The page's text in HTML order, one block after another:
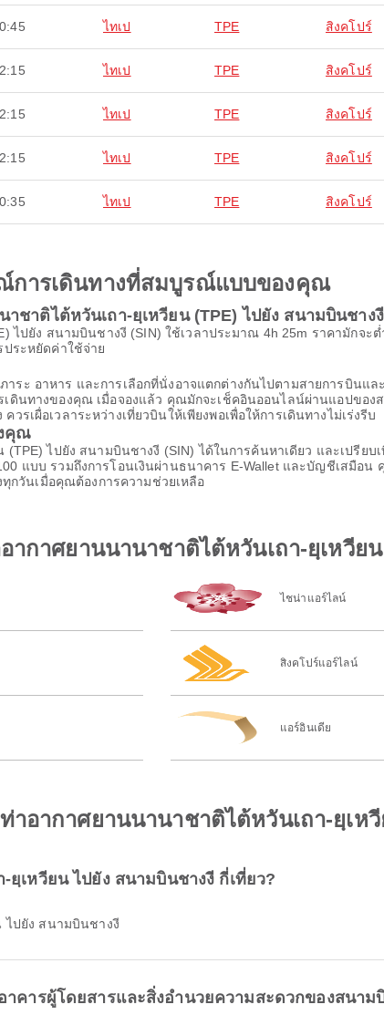
ไทเป TPE สิงคโปร์
ไทเป TPE สิงคโปร์
ไทเป TPE สิงคโปร์
ไทเป TPE สิงคโปร์
ไทเป TPE สิงคโปร์
การเดินทางที่สมบูรณ์แบบของคุณ
ชาติไต้หวันเถา-ยฺเหวียน (TPE) ไปยัง สนามบินชาง
ไปยัง สนามบินชางงี (SIN) ใช้เวลาประมาณ 4h 25m ราคามักจ
ประหยัดค่าใช้จ่าย
ระ อาหาร และการเลือกที่นั่งอาจแตกต่างกันไปตามสายการบินแล
ดินทางของคุณ เมื่อจองแล้ว คุณมักจะเช็คอินออนไลน์ผ่านแอปของ
เผื่อเวลาระหว่างเที่ยวบินให้เพียงพอเพื่อให้การเดินทางไม่เร่งรีบ
คุณ
ไปยัง สนามบินชางงี (SIN) ได้ในการค้นหาเดียว และเปรียบ
แบบ รวมถึงการโอนเงินผ่านธนาคาร E-Wallet และบัญชีเสมือน
กวันเมื่อคุณต้องการความช่วยเหลือ
กาศยานนานาชาติไต้หวันเถา-ยฺเหวีย
ไชน่าแอร์ไลน์
สิงคโปร์แอร์ไลน์
แอร์อินเดีย
อากาศยานนานาชาติไต้หวันเถา-ยฺเห
เหวียน ไปยัง สนามบินชางงี กี่เที่ยว?
ไปยัง สนามบินชางงี
คารผู้โดยสารและสิ่งอำนวยความสะดวกของสนาม